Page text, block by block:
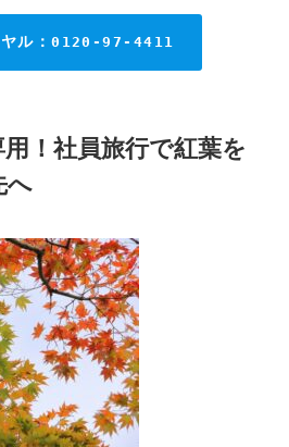
ル：0120-97-4411
！社員旅行で紅葉を
へ